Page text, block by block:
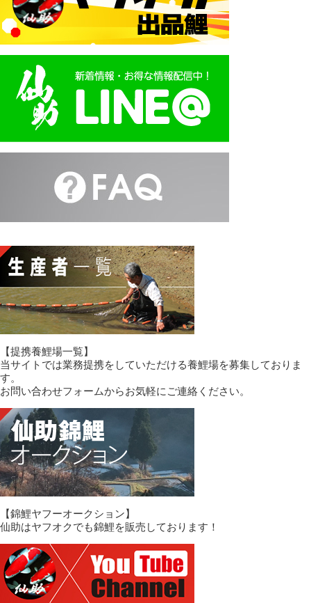
【提携養鯉場一覧】
当サイトでは業務提携をしていただける養鯉場を募集しておりま
す。
お問い合わせフォームからお気軽にご連絡ください。
【錦鯉ヤフーオークション】
仙助はヤフオクでも錦鯉を販売しております！